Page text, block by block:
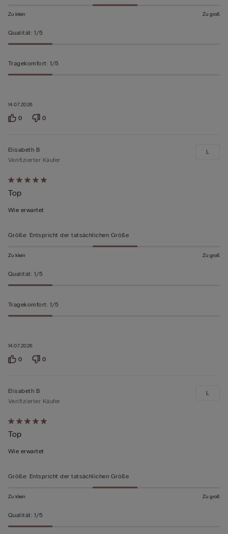
14.07.2026
Zu klein Zu groß
Qualität: 1/5
Tragekomfort: 1/5
0 0
Mit
5
von
bewertet
14.07.2026
Elisabeth B
Verifizierter Käufer
Top
Wie erwartet
L
Größe: Entspricht der tatsächlichen Größe
Zu klein Zu groß
Qualität: 1/5
Tragekomfort: 1/5
0 0
Mit
5
von
bewertet
Elisabeth B
Verifizierter Käufer
Top
Wie erwartet
L
Größe: Entspricht der tatsächlichen Größe
Zu klein Zu groß
Qualität: 1/5